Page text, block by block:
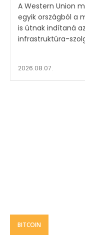
A Western Union
egyik országból a
is útnak indítaná azt. A vállalat a Rain
infrastruktúra-
2026.08.07.
BITCOIN